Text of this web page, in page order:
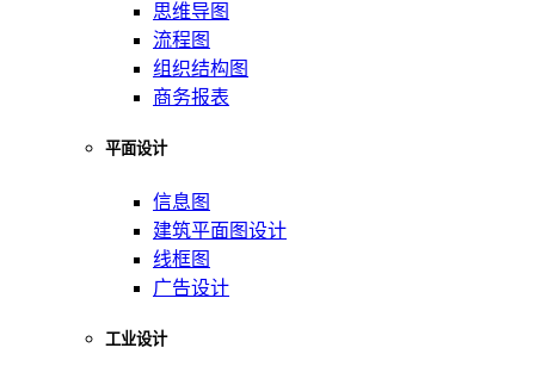
思维导图
流程图
组织结构图
商务报表
平面设计
信息图
建筑平面图设计
线框图
广告设计
工业设计